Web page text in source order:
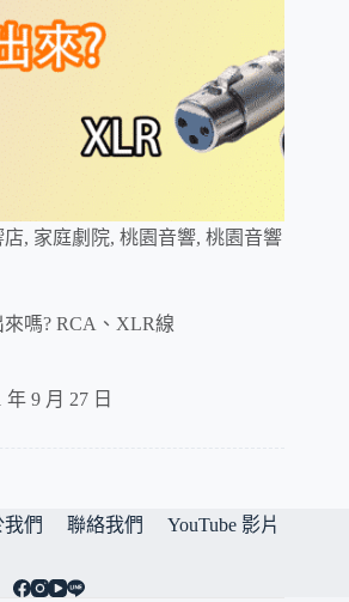
店, 家庭劇院, 桃園音響, 桃園音響
嗎? RCA、XLR線
年 9 月 27 日
我們 聯絡我們 YouTube 影片